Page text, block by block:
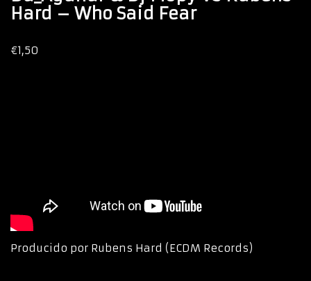
Hard – Who Said Fear
€1,50
Producido por Rubens Hard (ECDM Records)